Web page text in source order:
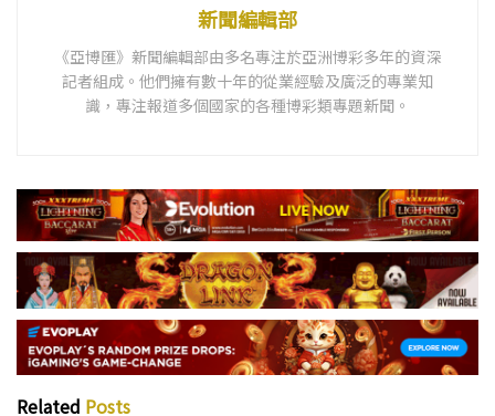
新聞編輯部
《亞博匯》新聞編輯部由多名專注於亞洲博彩多年的資深
記者組成。他們擁有數十年的從業經驗及廣泛的專業知
識，專注報道多個國家的各種博彩類專題新聞。
Related Posts